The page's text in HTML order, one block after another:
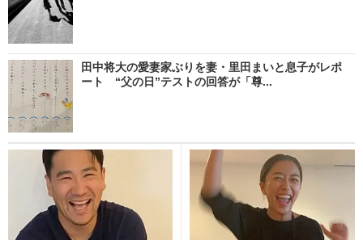
田中将大の愛妻家ぶりを妻・里田まいと息子がレポ
ート “父の日”テストの回答が「尊...